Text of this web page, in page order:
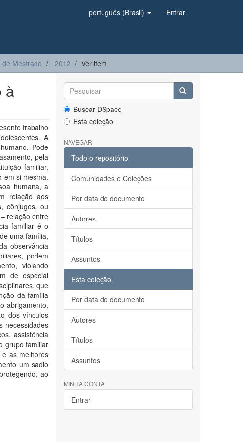
português (Brasil) Entrar
de Mestrado 2012 Ver item
à
trabalho
A
Pode
pela
familiar,
em si mesma.
humana, a
relação aos
cônjuges, ou
relação entre
familiar é o
uma família,
observância
podem
violando
de especial
que
da família
abrigamento,
dos vínculos
necessidades
assistência
grupo familiar
as melhores
um sadio
ao
Buscar DSpace
Esta coleção
NAVEGAR
Todo o repositório
Comunidades e Coleções
Por data do documento
Autores
Títulos
Assuntos
Esta coleção
Por data do documento
Autores
Títulos
Assuntos
MINHA CONTA
Entrar